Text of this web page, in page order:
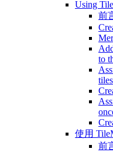
Using
前
to
tiles
使用
前